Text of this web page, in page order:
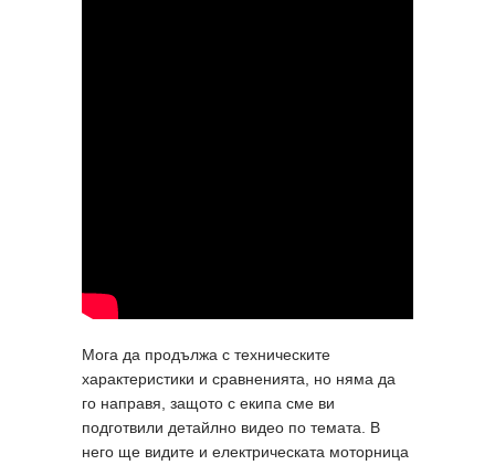
Мога да продължа с техническите
характеристики и сравненията, но няма да
го направя, защото с екипа сме ви
подготвили детайлно видео по темата. В
него ще видите и електрическата моторница